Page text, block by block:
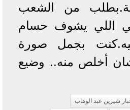
من الشعب
اللي يشوف حسام
بجمل صورة
أخلص منه.. وضيع
شيرين عبد الوهاب